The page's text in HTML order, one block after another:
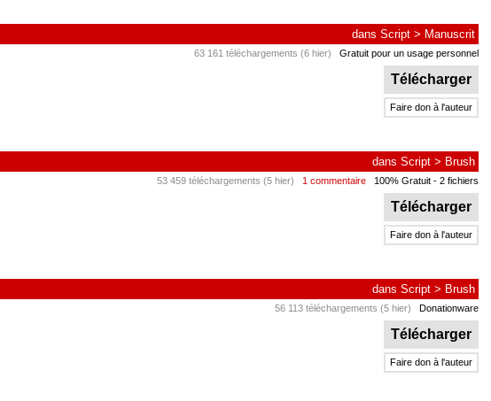
dans Script > Manuscrit
63 161 téléchargements (6 hier) Gratuit pour un usage personnel
Télécharger
Faire don à l'auteur
dans Script > Brush
53 459 téléchargements (5 hier) 1 commentaire 100% Gratuit - 2 fichiers
Télécharger
Faire don à l'auteur
dans Script > Brush
56 113 téléchargements (5 hier) Donationware
Télécharger
Faire don à l'auteur